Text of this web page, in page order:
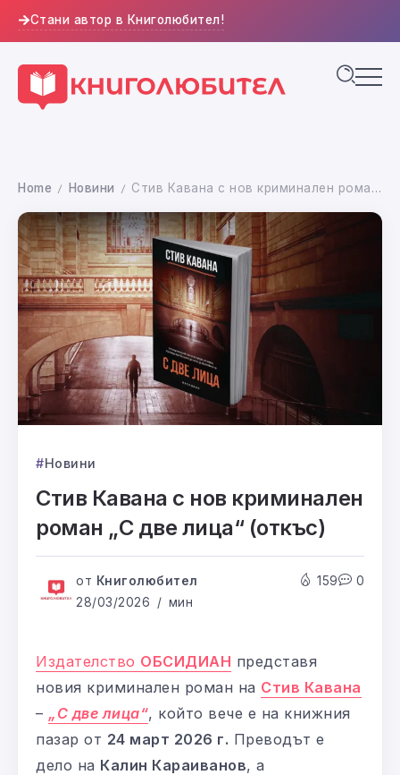
Стани автор в Книголюбител!
Home / Новини / Стив Кавана с нов криминален роман „С две лица“ (откъс)
Новини
Стив Кавана с нов криминален
роман „С две лица“ (откъс)
от Книголюбител
28/03/2026
мин
159 0
Издателство ОБСИДИАН представя
новия криминален роман на Стив Кавана
– „С две лица“, който вече е на книжния
пазар от 24 март 2026 г. Преводът е
дело на Калин Караиванов, а